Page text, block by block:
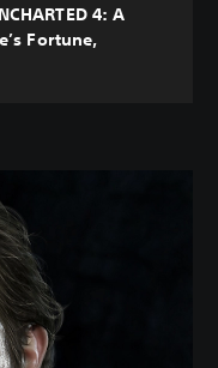
4: A
Fortune,